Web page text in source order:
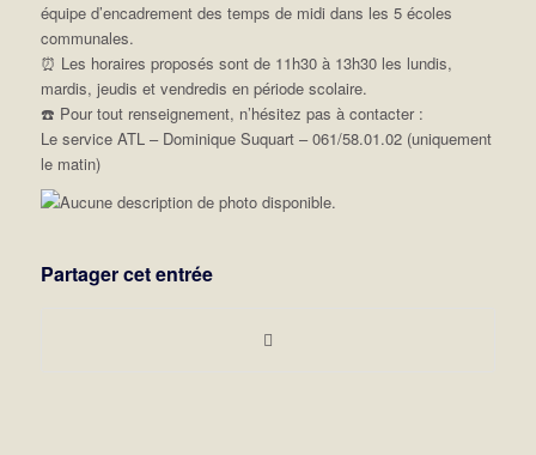
équipe d’encadrement des temps de midi dans les 5 écoles
communales.
⏰ Les horaires proposés sont de 11h30 à 13h30 les lundis,
mardis, jeudis et vendredis en période scolaire.
☎️ Pour tout renseignement, n’hésitez pas à contacter :
Le service ATL – Dominique Suquart – 061/58.01.02 (uniquement
le matin)
Partager cet entrée